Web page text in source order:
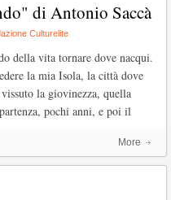
di Antonio Saccà
Culturelite
della vita tornare dove nacqui.
la mia Isola, la città dove
la giovinezza, quella
pochi anni, e poi il
More